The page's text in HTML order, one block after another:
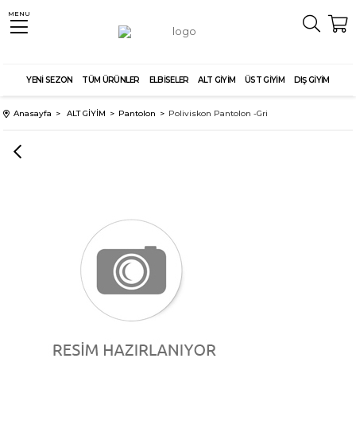
MENU
YENİ SEZON TÜM ÜRÜNLER ELBİSELER ALT GİYİM ÜST GİYİM DIŞ GİYİM
Anasayfa ALT GİYİM Pantolon Poliviskon Pantolon -Gri